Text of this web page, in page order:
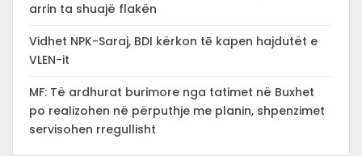
arrin ta shuajë flakën
Vidhet NPK-Saraj, BDI kërkon tē kapen hajdutët e
VLEN-it
MF: Të ardhurat burimore nga tatimet në Buxhet
po realizohen në përputhje me planin, shpenzimet
servisohen rregullisht